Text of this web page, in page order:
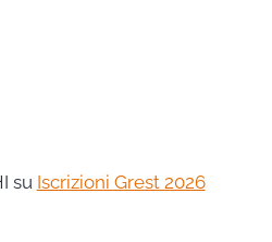
su Iscrizioni Grest 2026